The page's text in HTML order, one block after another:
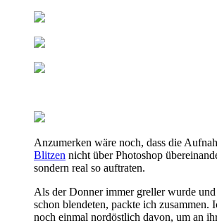
Anzumerken wäre noch, dass die
Blitzen nicht über Photoshop
sondern real so auftraten.
Als der Donner immer greller wurde
schon blendeten, packte ich zusammen.
noch einmal nordöstlich davon, um an